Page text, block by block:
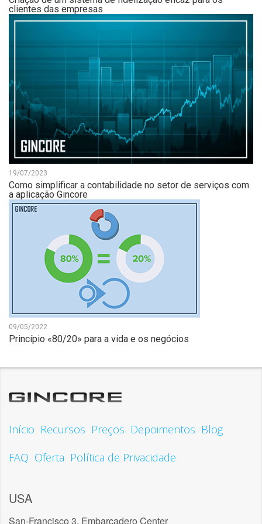
clientes das empresas
19/07/2023
Como simplificar a contabilidade no setor de serviços com
a aplicação Gincore
09/05/2022
Princípio «80/20» para a vida e os negócios
Início Recursos Preços Depoimentos Blog
FAQ Oferta Política de Privacidade
USA
San-Francisco 3, Embarcadero Center